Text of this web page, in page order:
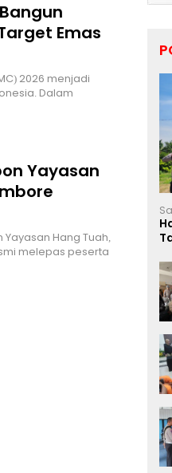
Emas
2026 menjadi
Dalam
Yayasan
Hang Tuah,
melepas peserta